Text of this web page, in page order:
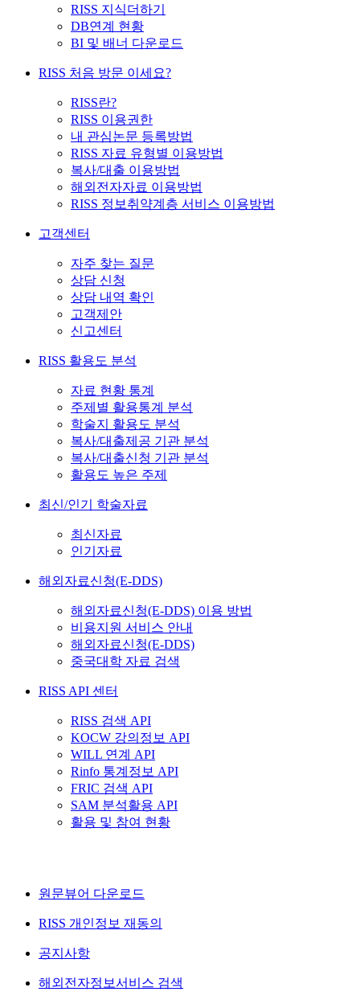
RISS 지식더하기
DB연계 현황
BI 및 배너 다운로드
RISS 처음 방문 이세요?
RISS란?
RISS 이용권한
내 관심논문 등록방법
RISS 자료 유형별 이용방법
복사/대출 이용방법
해외전자자료 이용방법
RISS 정보취약계층 서비스 이용방법
고객센터
자주 찾는 질문
상담 신청
상담 내역 확인
고객제안
신고센터
RISS 활용도 분석
자료 현황 통계
주제별 활용통계 분석
학술지 활용도 분석
복사/대출제공 기관 분석
복사/대출신청 기관 분석
활용도 높은 주제
최신/인기 학술자료
최신자료
인기자료
해외자료신청(E-DDS)
해외자료신청(E-DDS) 이용 방법
비용지원 서비스 안내
해외자료신청(E-DDS)
중국대학 자료 검색
RISS API 센터
RISS 검색 API
KOCW 강의정보 API
WILL 연계 API
Rinfo 통계정보 API
FRIC 검색 API
SAM 분석활용 API
활용 및 참여 현황
원문뷰어 다운로드
RISS 개인정보 재동의
공지사항
해외전자정보서비스 검색